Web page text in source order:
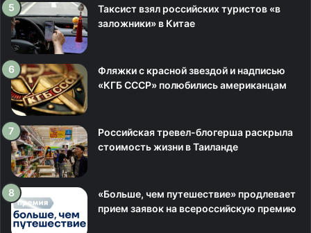
Таксист взял российских туристов «в
заложники» в Китае
Фляжки с красной звездой и надписью
«КГБ СССР» полюбились американцам
Российская тревел-блогерша раскрыла
стоимость жизни в Таиланде
«Больше, чем путешествие» продлевает
прием заявок на всероссийскую премию